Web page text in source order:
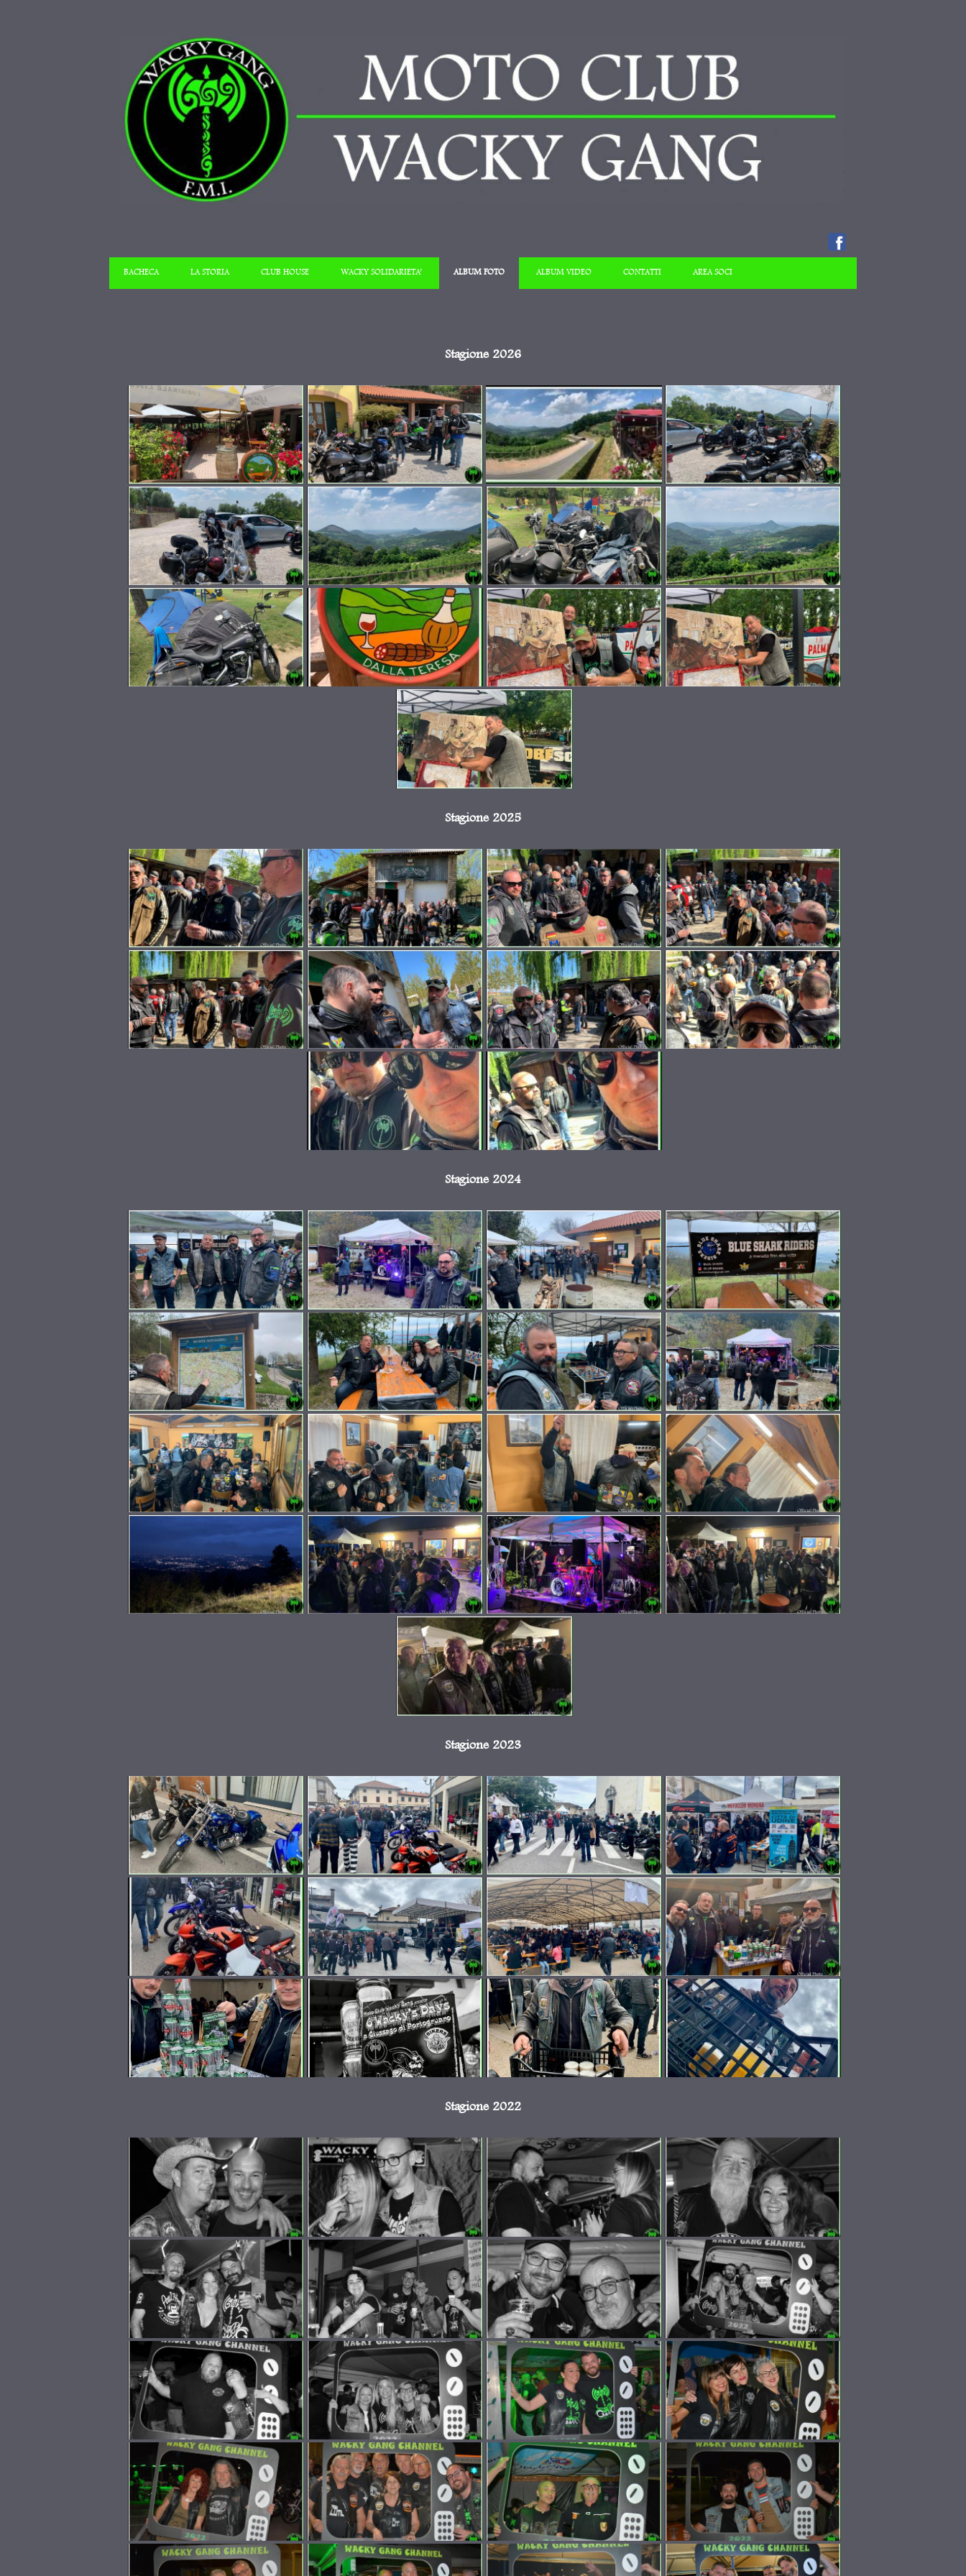
BACHECA LA STORIA CLUB HOUSE WACKY SOLIDARIETA’ ALBUM FOTO ALBUM VIDEO CONTATTI AREA SOCI
Stagione 2026
Stagione 2025
Stagione 2024
Stagione 2023
Stagione 2022